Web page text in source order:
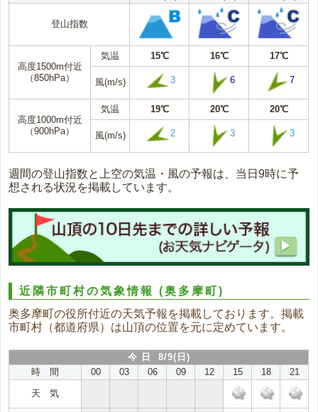
登山指数
高度1500m付近
（850hPa）
気温 15℃ 16℃ 17℃
風(m/s) 3 6 7
高度1000m付近
（900hPa）
気温 19℃ 20℃ 20℃
風(m/s) 2 3 3
週間の登山指数と上空の気温・風の予報は、当日9時に予
想される状況を掲載しています。
近隣市町村の気象情報(奥多摩町)
奥多摩町の役所付近の天気予報を掲載しております。掲載
市町村（都道府県）は山頂の位置を元に定めています。
今 日 8/9(日)
時 間
00 03 06 09 12 15 18
21
天 気